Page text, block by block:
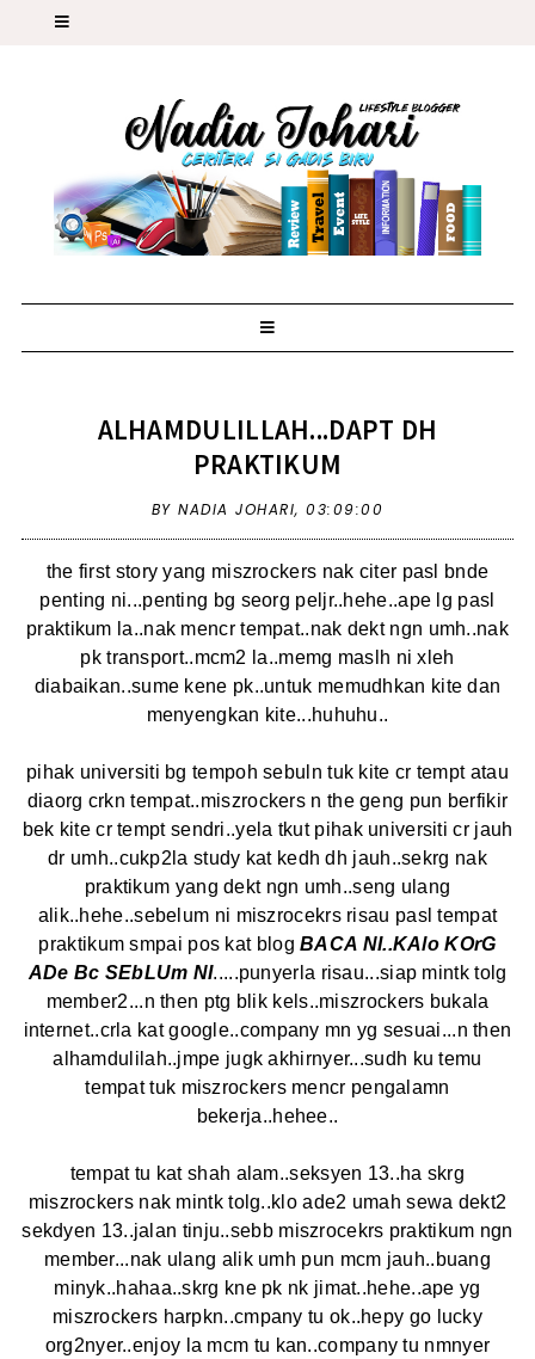
ALHAMDULILLAH...DAPT DH
PRAKTIKUM
BY NADIA JOHARI,03:09:00
the first story yang miszrockers nak citer pasl bnde
penting ni...penting bg seorg peljr..hehe..ape lg pasl
praktikum la..nak mencr tempat..nak dekt ngn umh..nak
pk transport..mcm2 la..memg maslh ni xleh
diabaikan..sume kene pk..untuk memudhkan kite dan
menyengkan kite...huhuhu..
pihak universiti bg tempoh sebuln tuk kite cr tempt atau
diaorg crkn tempat..miszrockers n the geng pun berfikir
bek kite cr tempt sendri..yela tkut pihak universiti cr jauh
dr umh..cukp2la study kat kedh dh jauh..sekrg nak
praktikum yang dekt ngn umh..seng ulang
alik..hehe..sebelum ni miszrocekrs risau pasl tempat
praktikum smpai pos kat blogBACA NI..KAlo KOrG
ADe Bc SEbLUm NI.....punyerla risau...siap mintk tolg
member2...n then ptg blik kels..miszrockers bukala
internet..crla kat google..company mn yg sesuai...n then
alhamdulilah..jmpe jugk akhirnyer...sudh ku temu
tempat tuk miszrockers mencr pengalamn
bekerja..hehee..
tempat tu kat shah alam..seksyen 13..ha skrg
miszrockers nak mintk tolg..klo ade2 umah sewa dekt2
sekdyen 13..jalan tinju..sebb miszrocekrs praktikum ngn
member...nak ulang alik umh pun mcm jauh..buang
minyk..hahaa..skrg kne pk nk jimat..hehe..ape yg
miszrockers harpkn..cmpany tu ok..hepy go lucky
org2nyer..enjoy la mcm tu kan..company tu nmnyer